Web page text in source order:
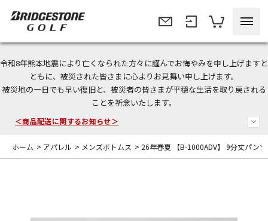
令和8年熊本地震により亡くなられた方々に謹んでお悔やみを申し上げますと
ともに、被災された皆さまに心よりお見舞い申し上げます。
被災地の一日でも早い復旧と、被災者の皆さまが平穏な生活を取り戻される
ことを祈念いたします。
＜夏季休暇中のご注文・発送・お問い合わせ＞
今なら新規会員登録で1,000円OFFクーポンプレゼント！
＜商品配送に関するお知らせ＞
ホーム > アパレル > メンズボトムス > 26年春夏 【B-1000ADV】 9分丈パンツ